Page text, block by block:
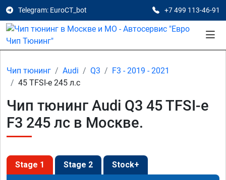
Telegram: EuroCT_bot +7 499 113-46-91
Чип тюнинг Audi Q3
F3 - 2019 - 2021
45 TFSI-e 245 л.с
Чип тюнинг Audi Q3 45 TFSI-e
F3 245 лс в Москве.
Stage 1 Stage 2 Stock+